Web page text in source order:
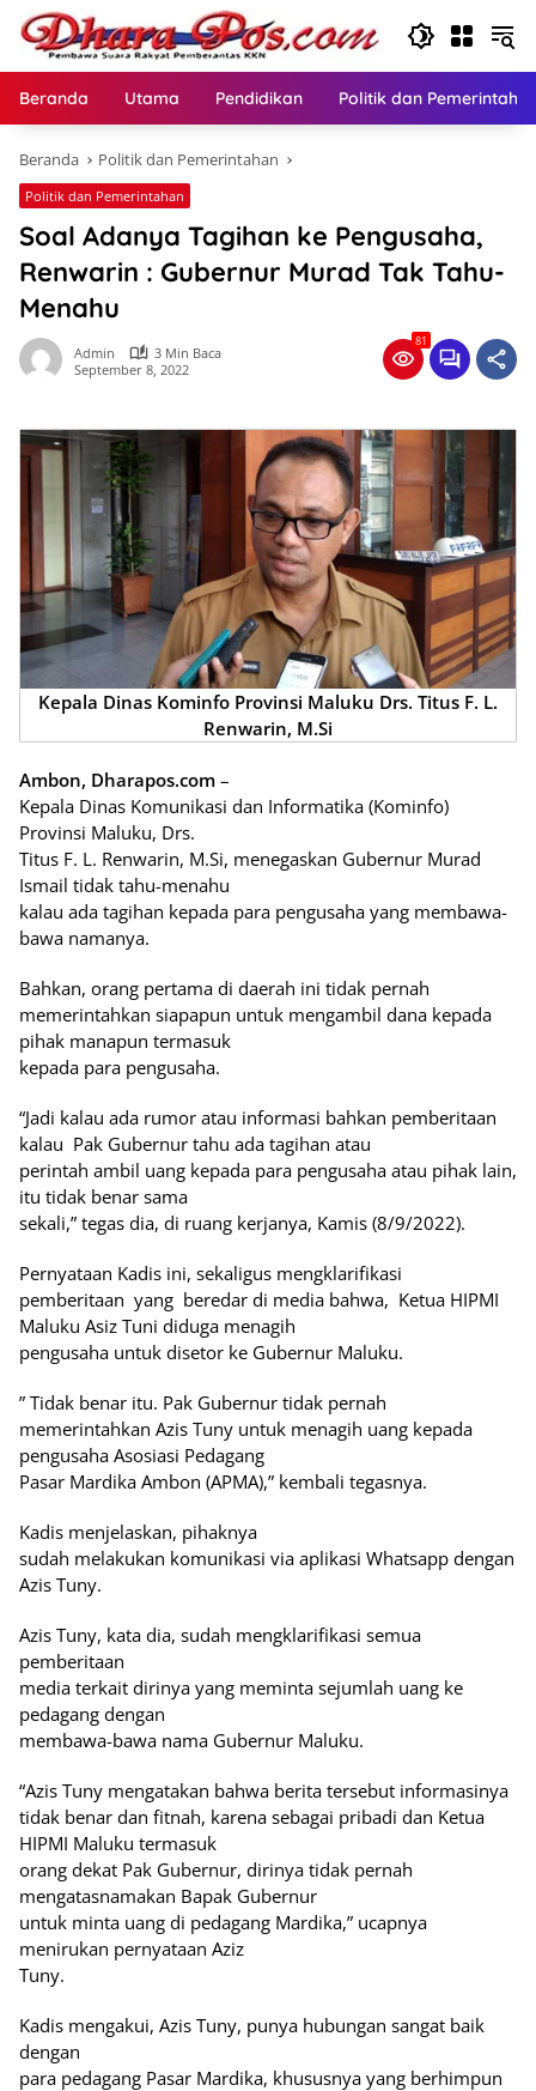
Langsung
konten
Beranda Utama Pendidikan Politik dan
Beranda Politik dan Pemerintahan
Politik dan Pemerintahan
Soal Adanya Tagihan ke Pengusaha,
Renwarin : Gubernur Murad Tak Tahu-
Menahu
Admin
3 Min Baca
September 8, 2022
81
Kepala Dinas Kominfo Provinsi Maluku Drs. Titus F. L.
Renwarin, M.Si
Ambon, Dharapos.com –
Kepala Dinas Komunikasi dan Informatika (Kominfo)
Provinsi Maluku, Drs.
Titus F. L. Renwarin, M.Si, menegaskan Gubernur Murad
Ismail tidak tahu-menahu
kalau ada tagihan kepada para pengusaha yang membawa-
bawa namanya.
Bahkan, orang pertama di daerah ini tidak pernah
memerintahkan siapapun untuk mengambil dana kepada
pihak manapun termasuk
kepada para pengusaha.
“Jadi kalau ada rumor atau informasi bahkan pemberitaan
kalau Pak Gubernur tahu ada tagihan atau
perintah ambil uang kepada para pengusaha atau pihak lain,
itu tidak benar sama
sekali,” tegas dia, di ruang kerjanya, Kamis (8/9/2022).
Pernyataan Kadis ini, sekaligus mengklarifikasi
pemberitaan yang beredar di media bahwa, Ketua HIPMI
Maluku Asiz Tuni diduga menagih
pengusaha untuk disetor ke Gubernur Maluku.
” Tidak benar itu. Pak Gubernur tidak pernah
memerintahkan Azis Tuny untuk menagih uang kepada
pengusaha Asosiasi Pedagang
Pasar Mardika Ambon (APMA),” kembali tegasnya.
Kadis menjelaskan, pihaknya
sudah melakukan komunikasi via aplikasi Whatsapp dengan
Azis Tuny.
Azis Tuny, kata dia, sudah mengklarifikasi semua
pemberitaan
media terkait dirinya yang meminta sejumlah uang ke
pedagang dengan
membawa-bawa nama Gubernur Maluku.
“Azis Tuny mengatakan bahwa berita tersebut informasinya
tidak benar dan fitnah, karena sebagai pribadi dan Ketua
HIPMI Maluku termasuk
orang dekat Pak Gubernur, dirinya tidak pernah
mengatasnamakan Bapak Gubernur
untuk minta uang di pedagang Mardika,” ucapnya
menirukan pernyataan Aziz
Tuny.
Kadis mengakui, Azis Tuny, punya hubungan sangat baik
dengan
para pedagang Pasar Mardika, khususnya yang berhimpun